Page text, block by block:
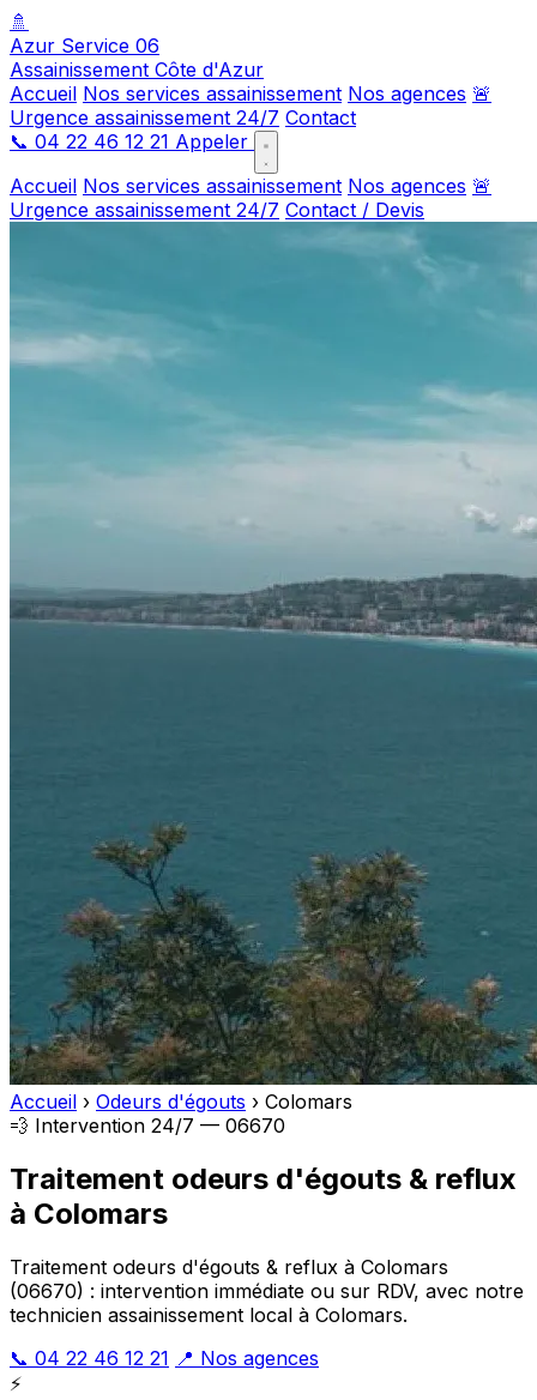
🚿
Azur Service 06
Assainissement Côte d'Azur
Accueil Nos services assainissement Nos agences 🚨
Urgence assainissement 24/7 Contact
📞 04 22 46 12 21 Appeler
Accueil Nos services assainissement Nos agences 🚨
Urgence assainissement 24/7 Contact / Devis
Accueil › Odeurs d'égouts › Colomars
💨 Intervention 24/7 — 06670
Traitement odeurs d'égouts & reflux
à Colomars
Traitement odeurs d'égouts & reflux à Colomars
(06670) : intervention immédiate ou sur RDV, avec notre
technicien assainissement local à Colomars.
📞 04 22 46 12 21 📍 Nos agences
⚡